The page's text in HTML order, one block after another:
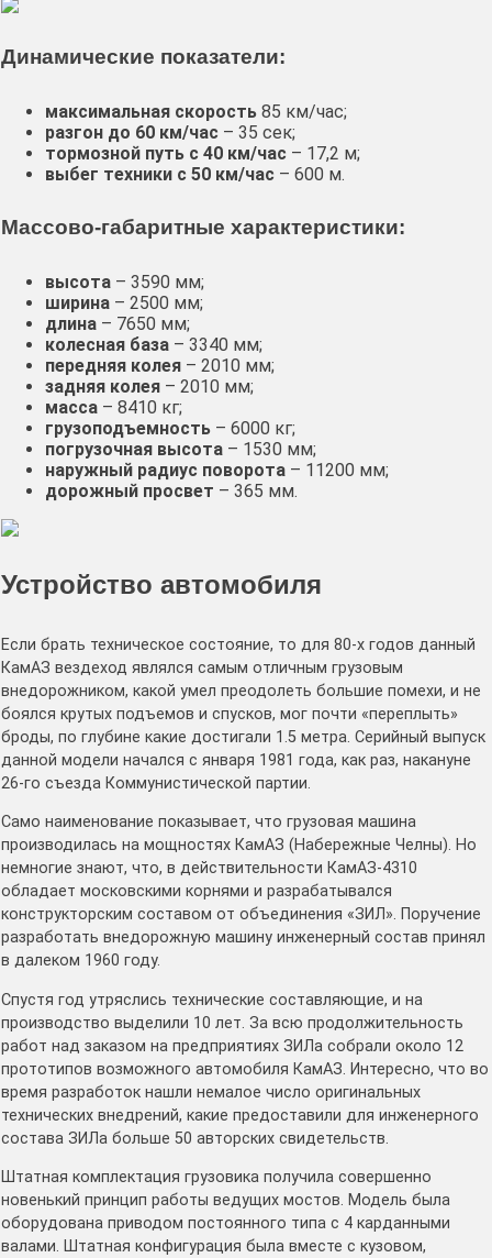
Динамические показатели:
максимальная скорость 85 км/час;
разгон до 60 км/час – 35 сек;
тормозной путь с 40 км/час – 17,2 м;
выбег техники с 50 км/час – 600 м.
Массово-габаритные характеристики:
высота – 3590 мм;
ширина – 2500 мм;
длина – 7650 мм;
колесная база – 3340 мм;
передняя колея – 2010 мм;
задняя колея – 2010 мм;
масса – 8410 кг;
грузоподъемность – 6000 кг;
погрузочная высота – 1530 мм;
наружный радиус поворота – 11200 мм;
дорожный просвет – 365 мм.
Устройство автомобиля
Если брать техническое состояние, то для 80-х годов данный
КамАЗ вездеход являлся самым отличным грузовым
внедорожником, какой умел преодолеть большие помехи, и не
боялся крутых подъемов и спусков, мог почти «переплыть»
броды, по глубине какие достигали 1.5 метра. Серийный выпуск
данной модели начался с января 1981 года, как раз, накануне
26-го съезда Коммунистической партии.
Само наименование показывает, что грузовая машина
производилась на мощностях КамАЗ (Набережные Челны). Но
немногие знают, что, в действительности КамАЗ-4310
обладает московскими корнями и разрабатывался
конструкторским составом от объединения «ЗИЛ». Поручение
разработать внедорожную машину инженерный состав принял
в далеком 1960 году.
Спустя год утряслись технические составляющие, и на
производство выделили 10 лет. За всю продолжительность
работ над заказом на предприятиях ЗИЛа собрали около 12
прототипов возможного автомобиля КамАЗ. Интересно, что во
время разработок нашли немалое число оригинальных
технических внедрений, какие предоставили для инженерного
состава ЗИЛа больше 50 авторских свидетельств.
Штатная комплектация грузовика получила совершенно
новенький принцип работы ведущих мостов. Модель была
оборудована приводом постоянного типа с 4 карданными
валами. Штатная конфигурация была вместе с кузовом,